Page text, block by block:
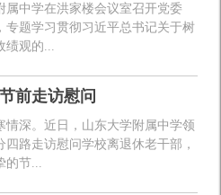
属中学在洪家楼会议室召开党委
专题学习贯彻习近平总书记关于树
绩观的...
前走访慰问
情深。近日，山东大学附属中学领
四路走访慰问学校离退休老干部，
的节...